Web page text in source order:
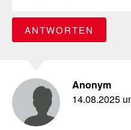
ANTWORTEN
Anonym
14.08.2025